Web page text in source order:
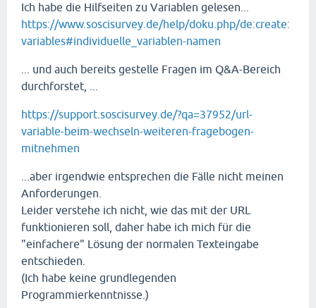
Ich habe die Hilfseiten zu Variablen gelesen...
https://www.soscisurvey.de/help/doku.php/de:create:
variables#individuelle_variablen-namen
... und auch bereits gestelle Fragen im Q&A-Bereich
durchforstet, ...
https://support.soscisurvey.de/?qa=37952/url-
variable-beim-wechseln-weiteren-fragebogen-
mitnehmen
...aber irgendwie entsprechen die Fälle nicht meinen
Anforderungen.
Leider verstehe ich nicht, wie das mit der URL
funktionieren soll, daher habe ich mich für die
"einfachere" Lösung der normalen Texteingabe
entschieden.
(Ich habe keine grundlegenden
Programmierkenntnisse.)